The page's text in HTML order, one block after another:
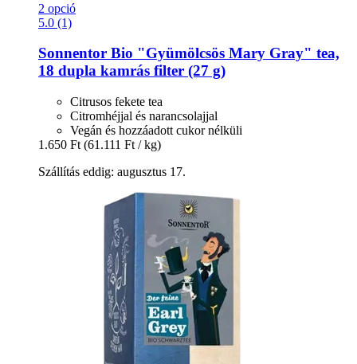
2 opció
5.0 (1)
Sonnentor Bio "Gyümölcsös Mary Gray" tea,
18 dupla kamrás filter (27 g)
Citrusos fekete tea
Citromhéjjal és narancsolajjal
Vegán és hozzáadott cukor nélküli
1.650 Ft (61.111 Ft / kg)
Szállítás eddig: augusztus 17.